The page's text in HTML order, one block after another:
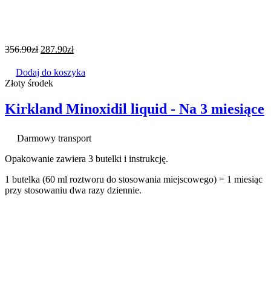
356.90zł 287.90zł
Dodaj do koszyka
Złoty środek
Kirkland Minoxidil liquid - Na 3 miesiące
Darmowy transport
Opakowanie zawiera 3 butelki i instrukcję.
1 butelka (60 ml roztworu do stosowania miejscowego) = 1 miesiąc
przy stosowaniu dwa razy dziennie.